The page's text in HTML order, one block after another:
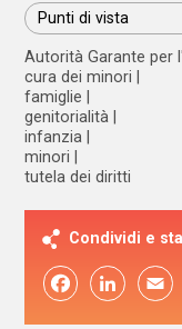
Punti di vista
Autorità Garante per
cura dei minori
famiglie
genitorialità
infanzia
minori
tutela dei diritti
Condividi e
FacebookLinkedIn Email